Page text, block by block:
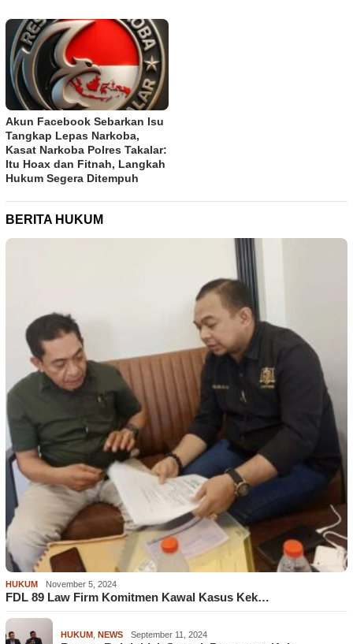
Akun Facebook Sebarkan Isu
Tangkap Lepas Narkoba,
Kasat Narkoba Polres Takalar:
Itu Hoax dan Fitnah, Langkah
Hukum Segera Ditempuh
BERITA HUKUM
HUKUM November 5, 2024
FDL 89 Law Firm Komitmen Kawal Kasus Kek…
HUKUM NEWS September 11, 2024